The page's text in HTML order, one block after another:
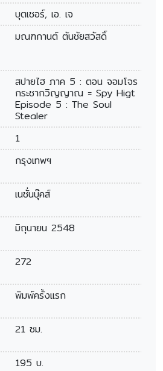
บุตเชอร์, เอ. เจ
มณฑกานต์ ตันชัยสวัสดิ์
สปายไฮ ภาค 5 : ตอน จอมโจร
กระชากวิญญาณ = Spy Higt
Episode 5 : The Soul
Stealer
1
กรุงเทพฯ
เนชั่นบุ๊คส์
มิถุนายน 2548
272
พิมพ์ครั้งแรก
21 ซม.
195 บ.